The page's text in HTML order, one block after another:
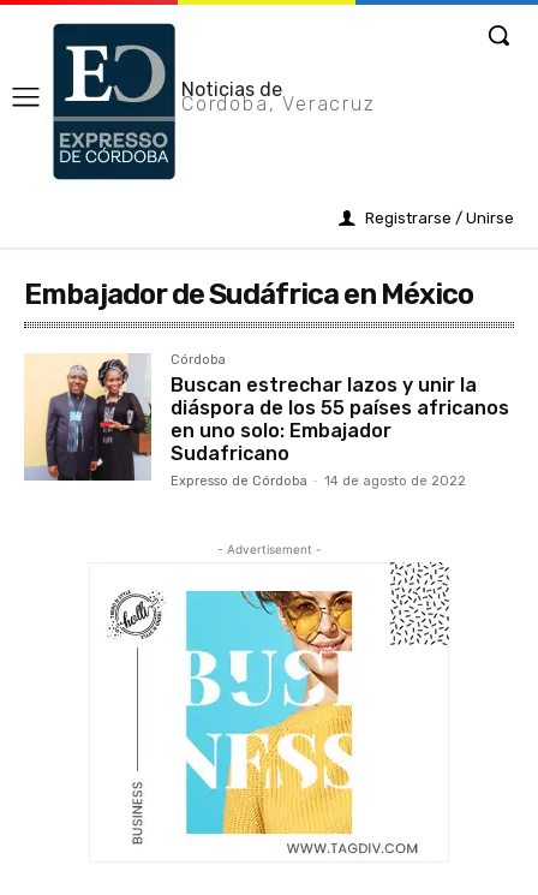
Noticias de
Cordoba, Veracruz
Registrarse / Unirse
Embajador de Sudáfrica en México
Córdoba
Buscan estrechar lazos y unir la
diáspora de los 55 países africanos
en uno solo: Embajador
Sudafricano
Expresso de Córdoba - 14 de agosto de 2022
- Advertisement -